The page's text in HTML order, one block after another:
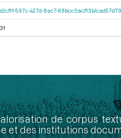
597c-427d-8ac7-68bcc0acf13b/
de corpus
et des institutions